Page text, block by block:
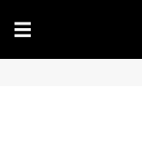
☰